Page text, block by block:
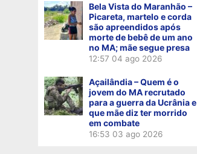
Bela Vista do Maranhão –
Picareta, martelo e corda
são apreendidos após
morte de bebê de um ano
no MA; mãe segue presa
12:57 04 ago 2026
Açailândia – Quem é o
jovem do MA recrutado
para a guerra da Ucrânia e
que mãe diz ter morrido
em combate
16:53 03 ago 2026